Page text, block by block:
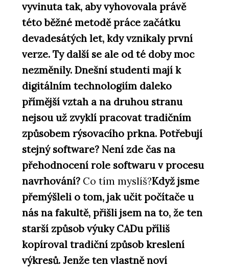
vyvinuta tak, aby vyhovovala právě
této běžné metodě práce začátku
devadesátých let, kdy vznikaly první
verze. Ty další se ale od té doby moc
nezměnily. Dnešní studenti mají k
digitálním technologiím daleko
přímější vztah a na druhou stranu
nejsou už zvyklí pracovat tradičním
způsobem rýsovacího prkna. Potřebují
stejný software? Není zde čas na
přehodnocení role softwaru v procesu
navrhování? Co tím myslíš?Když jsme
přemýšleli o tom, jak učit počítače u
nás na fakultě, přišli jsem na to, že ten
starší způsob výuky CADu příliš
kopíroval tradiční způsob kreslení
výkresů. Jenže ten vlastně noví